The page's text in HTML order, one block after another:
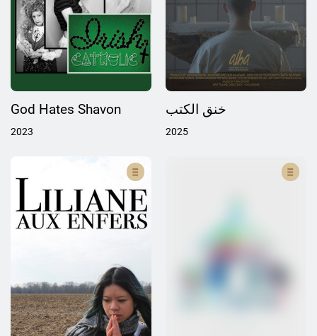
God Hates Shavon
2023
خنق الكتب
2025